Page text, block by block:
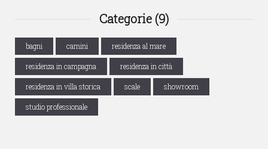
Categorie (9)
bagni camini residenza al mare
residenza in campagna residenza in città
residenza in villa storica scale showroom
studio professionale